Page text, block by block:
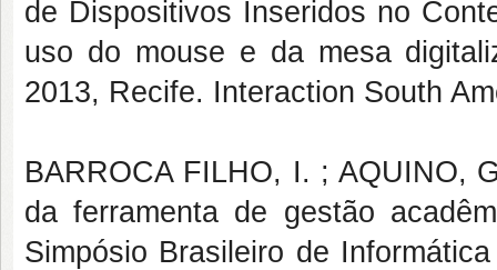
de Dispositivos Inseridos no
uso do mouse e da mesa
2013, Recife. Interaction South
BARROCA FILHO, I. ; AQUINO,
da ferramenta de gestão
Simpósio Brasileiro de